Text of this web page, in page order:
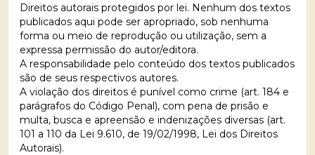
Direitos autorais protegidos por lei. Nenhum dos textos
publicados aqui pode ser apropriado, sob nenhuma
forma ou meio de reprodução ou utilização, sem a
expressa permissão do autor/editora.
A responsabilidade pelo conteúdo dos textos publicados
são de seus respectivos autores.
A violação dos direitos é punível como crime (art. 184 e
parágrafos do Código Penal), com pena de prisão e
multa, busca e apreensão e indenizações diversas (art.
101 a 110 da Lei 9.610, de 19/02/1998, Lei dos Direitos
Autorais).